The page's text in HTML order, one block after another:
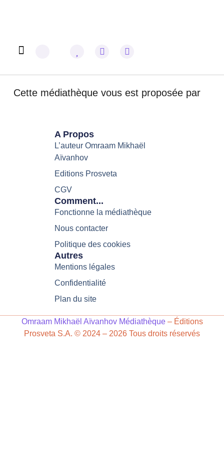
Cette médiathèque vous est proposée par
A Propos
L’auteur Omraam Mikhaël
Aïvanhov
Editions Prosveta
CGV
Comment...
Fonctionne la médiathèque
Nous contacter
Politique des cookies
Autres
Mentions légales
Confidentialité
Plan du site
Omraam Mikhaël Aïvanhov Médiathèque– Éditions
Prosveta S.A. © 2024 – 2026 Tous droits réservés